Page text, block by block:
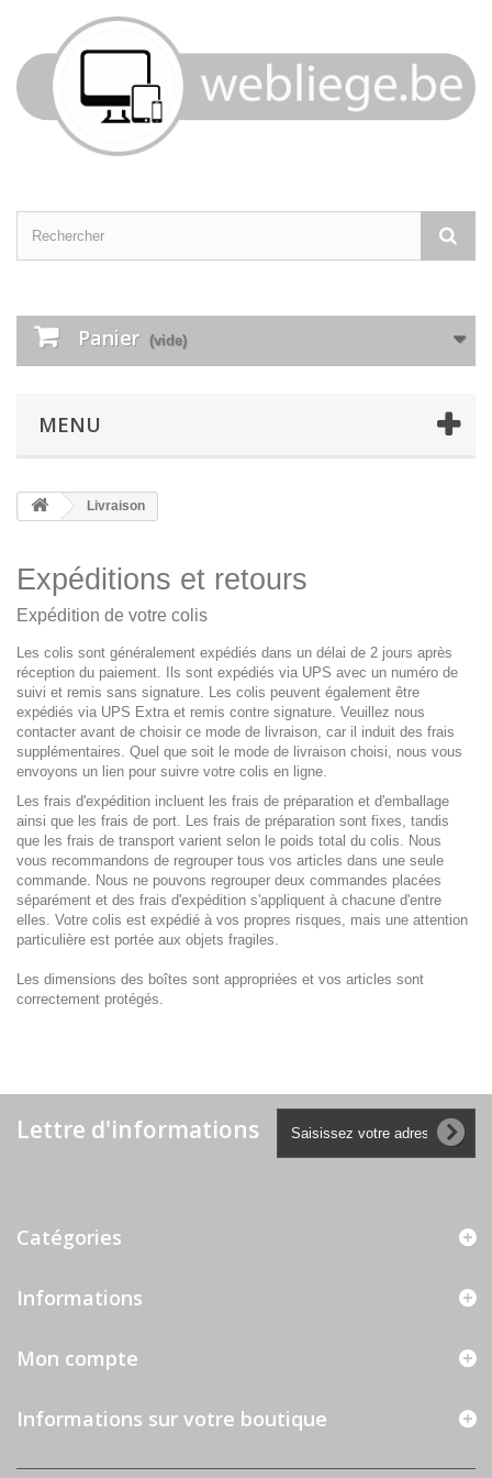
Panier (vide)
MENU
Livraison
Expéditions et retours
Expédition de votre colis
Les colis sont généralement expédiés dans un délai de 2 jours après
réception du paiement. Ils sont expédiés via UPS avec un numéro de
suivi et remis sans signature. Les colis peuvent également être
expédiés via UPS Extra et remis contre signature. Veuillez nous
contacter avant de choisir ce mode de livraison, car il induit des frais
supplémentaires. Quel que soit le mode de livraison choisi, nous vous
envoyons un lien pour suivre votre colis en ligne.
Les frais d'expédition incluent les frais de préparation et d'emballage
ainsi que les frais de port. Les frais de préparation sont fixes, tandis
que les frais de transport varient selon le poids total du colis. Nous
vous recommandons de regrouper tous vos articles dans une seule
commande. Nous ne pouvons regrouper deux commandes placées
séparément et des frais d'expédition s'appliquent à chacune d'entre
elles. Votre colis est expédié à vos propres risques, mais une attention
particulière est portée aux objets fragiles.
Les dimensions des boîtes sont appropriées et vos articles sont
correctement protégés.
Lettre d'informations
Catégories
Informations
Mon compte
Informations sur votre boutique